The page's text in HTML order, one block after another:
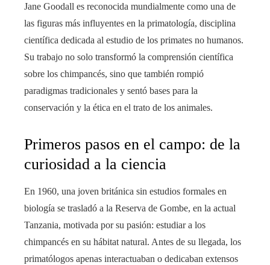
Jane Goodall es reconocida mundialmente como una de
las figuras más influyentes en la primatología, disciplina
científica dedicada al estudio de los primates no humanos.
Su trabajo no solo transformó la comprensión científica
sobre los chimpancés, sino que también rompió
paradigmas tradicionales y sentó bases para la
conservación y la ética en el trato de los animales.
Primeros pasos en el campo: de la
curiosidad a la ciencia
En 1960, una joven británica sin estudios formales en
biología se trasladó a la Reserva de Gombe, en la actual
Tanzania, motivada por su pasión: estudiar a los
chimpancés en su hábitat natural. Antes de su llegada, los
primatólogos apenas interactuaban o dedicaban extensos